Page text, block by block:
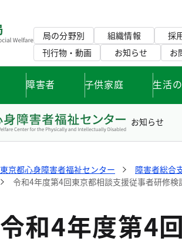
局の分野別 組織情報 採
刊行物・動画
お知らせ お
障害者 子供家庭 生活
お知らせ
東京都心身障害者福祉センター 障害者総合
令和4年度第4回東京都相談支援従事者研修検
令和4年度第4